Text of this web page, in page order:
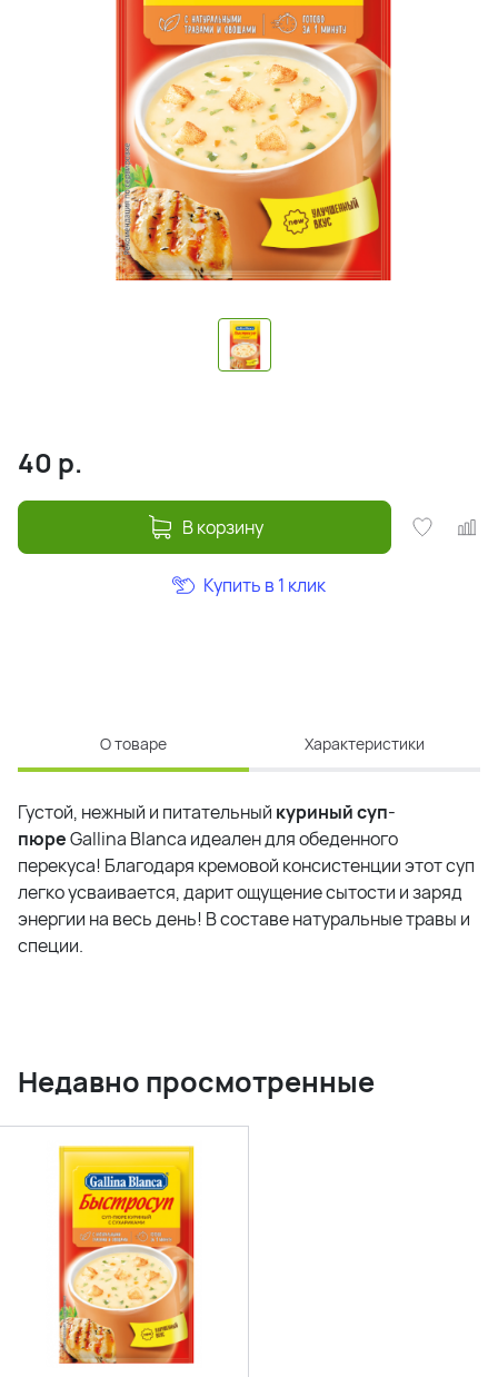
40 р.
В корзину
Купить в 1 клик
О товаре Характеристики
Густой, нежный и питательный куриныйсуп-
пюреGallina Blanca идеален для обеденного
перекуса! Благодаря кремовой консистенции этот суп
легко усваивается, дарит ощущение сытости и заряд
энергии на весь день! В составе натуральные травы и
специи.
Недавно просмотренные